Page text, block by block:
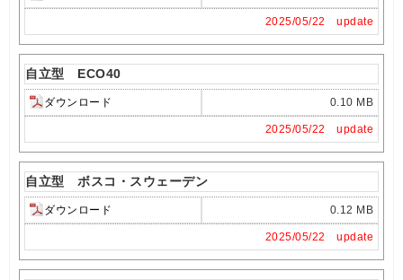
2025/05/22 update
自立型 ECO40
ダウンロード 0.10 MB
2025/05/22 update
自立型 ボスコ・スウェーデン
ダウンロード 0.12 MB
2025/05/22 update